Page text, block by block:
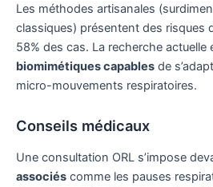
Les méthodes artisanales
classiques) présentent des risques
58% des cas. La recherche actuelle
biomimétiques capables de
micro-mouvements respiratoires.
Conseils médicaux
Une consultation ORL s’impose
associés comme les pauses